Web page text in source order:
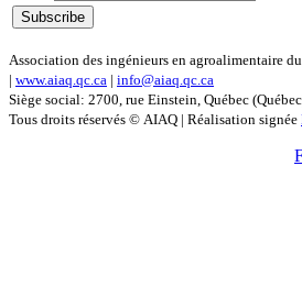
Association des ingénieurs en agroalimentaire
| www.aiaq.qc.ca | info@aiaq.qc.ca
Siège social: 2700, rue Einstein, Québec
Tous droits réservés © AIAQ | Réalisation signée